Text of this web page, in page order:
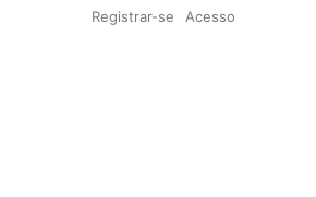
Registrar-se Acesso